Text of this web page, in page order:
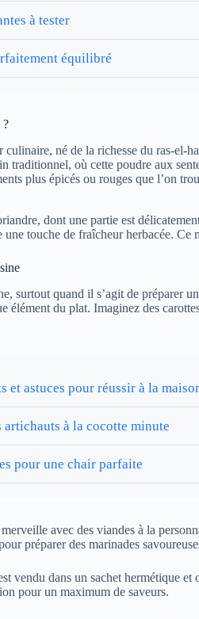
à tester
équilibré
?
culinaire, né de la richesse du ras-el-
traditionnel, où cette poudre aux
plus épicés ou rouges que l’on
dont une partie est
touche de fraîcheur herbacée.
surtout quand il s’agit de préparer
élément du plat. Imaginez des
et astuces pour réussir à la
à la cocotte minute
pour une chair parfaite
avec des viandes à la
préparer des marinades
vendu dans un sachet hermétique
pour un maximum de saveurs.